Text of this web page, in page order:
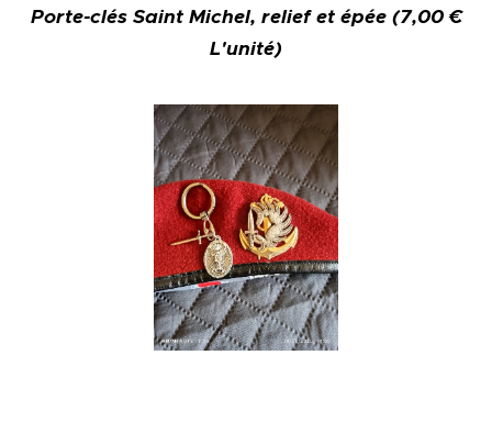
Porte-clés Saint Michel, relief et épée (7,00 €
L'unité)